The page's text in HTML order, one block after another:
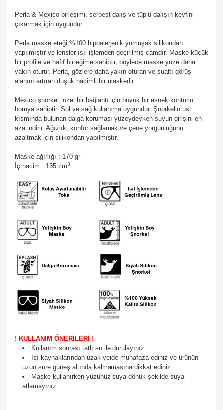
Perla & Mexico birleşimi, serbest dalış ve tüplü dalışın keyfini
çıkarmak için uygundur.
Perla maske eteği %100 hipoalerjenik yumuşak silikondan
yapılmıştır ve lensler ısıl işlemden geçirilmiş camdır. Maske küçük
bir profile ve hafif bir eğime sahiptir, böylece maske yüze daha
yakın oturur. Perla, gözlere daha yakın oturan ve sualtı görüş
alanını artıran düşük hacimli bir maskedir.
Mexico şnorkel, özel bir bağlantı için büyük bir esnek konturlu
boruya sahiptir. Sol ve sağ kullanıma uygundur. Şnorkelin üst
kısmında bulunan dalga koruması yüzeydeyken suyun girişini en
aza indirir. Ağızlık, konfor sağlamak ve çene yorgunluğunu
azaltmak için silikondan yapılmıştır.
Maske ağırlığı : 170 gr
İç hacim : 135 cm3
! KULLANIM ÖNERİLERİ !
Kullanım sonrası tatlı su ile durulayınız.
Isı kaynaklarından uzak yerde muhafaza ediniz ve ürünün
uzun süre güneş altında kalmamasına dikkat ediniz.
Maske kullanırken yüzünüz suya dönük şekilde suya
atlamayınız.